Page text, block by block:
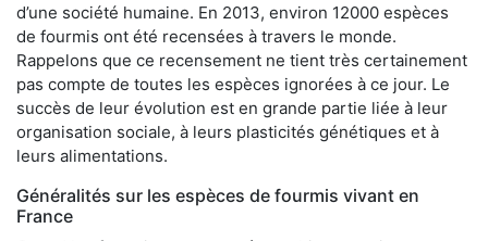
d’une société humaine. En 2013, environ 12000 espèces
de fourmis ont été recensées à travers le monde.
Rappelons que ce recensement ne tient très certainement
pas compte de toutes les espèces ignorées à ce jour. Le
succès de leur évolution est en grande partie liée à leur
organisation sociale, à leurs plasticités génétiques et à
leurs alimentations.
Généralités sur les espèces de fourmis vivant en
France